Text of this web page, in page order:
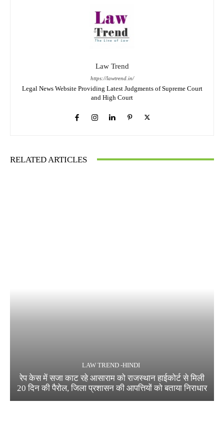
Law Trend
https://lawtrend.in/
Legal News Website Providing Latest Judgments of Supreme Court
and High Court
RELATED ARTICLES
LAW TREND -HINDI
रेप केस में सजा काट रहे आसाराम को राजस्थान हाईकोर्ट से मिली
20 दिन की पैरोल, जिला प्रशासन की आपत्तियों को बताया निराधार